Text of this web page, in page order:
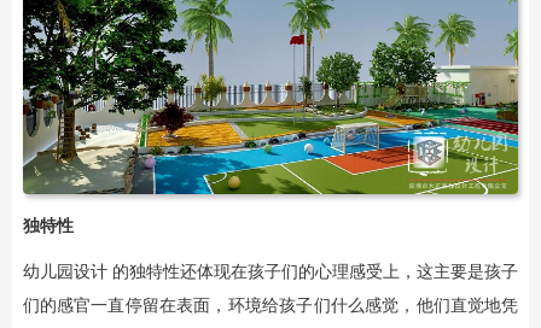
独特性
幼儿园设计 的独特性还体现在孩子们的心理感受上，这主要是孩子
们的感官一直停留在表面，环境给孩子们什么感觉，他们直觉地凭